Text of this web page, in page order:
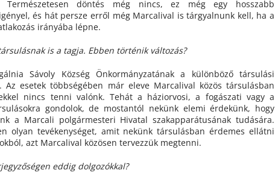
Természetesen döntés még nincs, ez még egy hosszabb
és hát persze erről még Marcalival is tárgyalnunk kell, ha a
irányába lépne.
is a tagja. Ebben történik változás?
Sávoly Község Önkormányzatának a különböző társulási
Az esetek többségében már eleve Marcalival közös társulásban
nincs tenni valónk. Tehát a háziorvosi, a fogászati vagy a
gondolok, de mostantól nekünk elemi érdekünk, hogy
a Marcali polgármesteri Hivatal szakapparátusának tudására.
olyan tevékenységet, amit nekünk társulásban érdemes ellátni
azt Marcalival közösen tervezzük megtenni.
eddig dolgozókkal?